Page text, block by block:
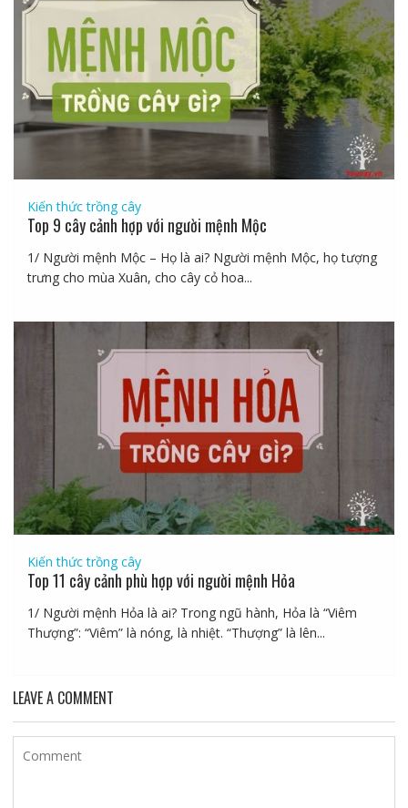
Kiến thức trồng cây
Top 9 cây cảnh hợp với người mệnh Mộc
1/ Người mệnh Mộc – Họ là ai? Người mệnh Mộc, họ tượng
trưng cho mùa Xuân, cho cây cỏ hoa...
Kiến thức trồng cây
Top 11 cây cảnh phù hợp với người mệnh Hỏa
1/ Người mệnh Hỏa là ai? Trong ngũ hành, Hỏa là “Viêm
Thượng”: “Viêm” là nóng, là nhiệt. “Thượng” là lên...
LEAVE A COMMENT